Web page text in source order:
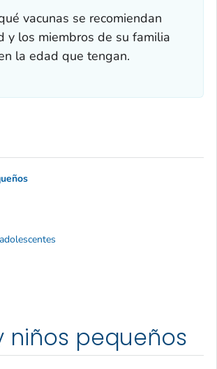
vacunas se recomiendan
y los miembros de su familia
la edad que tengan.
niños pequeños